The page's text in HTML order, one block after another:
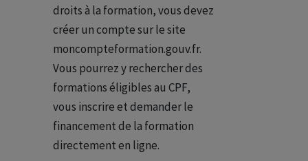
droits à la formation, vous devez
créer un compte sur le site
moncompteformation.gouv.fr.
Vous pourrez y rechercher des
formations éligibles au CPF,
vous inscrire et demander le
financement de la formation
directement en ligne.